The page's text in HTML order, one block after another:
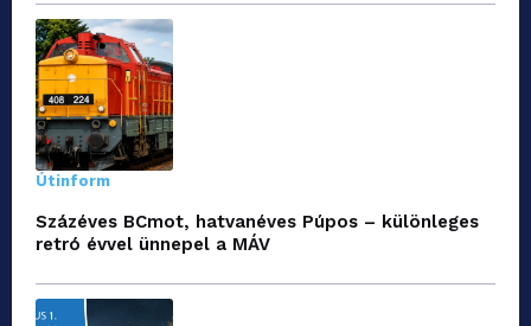
Útinform
Százéves BCmot, hatvanéves Púpos – különleges
retró évvel ünnepel a MÁV